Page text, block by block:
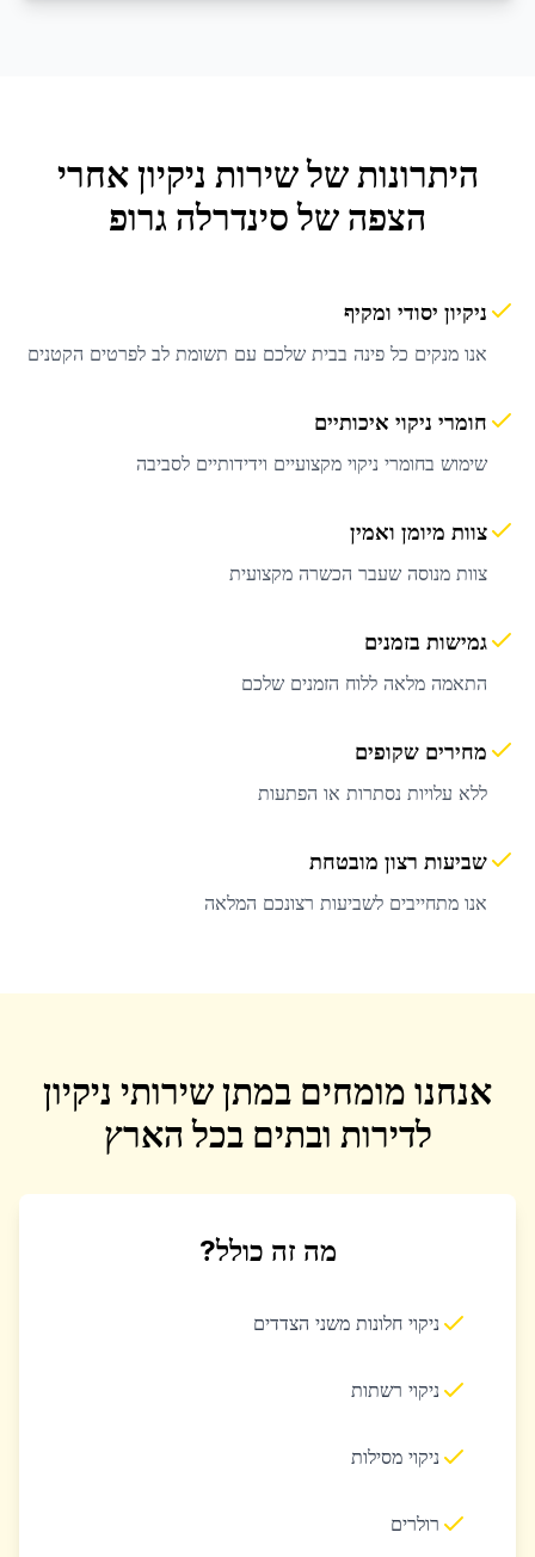
היתרונות של שירות ניקיון אחרי
הצפה של סינדרלה גרופ
ניקיון יסודי ומקיף
אנו מנקים כל פינה בבית שלכם עם תשומת לב לפרטים הקטנים
חומרי ניקוי איכותיים
שימוש בחומרי ניקוי מקצועיים וידידותיים לסביבה
צוות מיומן ואמין
צוות מנוסה שעבר הכשרה מקצועית
גמישות בזמנים
התאמה מלאה ללוח הזמנים שלכם
מחירים שקופים
ללא עלויות נסתרות או הפתעות
שביעות רצון מובטחת
אנו מתחייבים לשביעות רצונכם המלאה
אנחנו מומחים במתן שירותי ניקיון
לדירות ובתים בכל הארץ
מה זה כולל?
ניקוי חלונות משני הצדדים
ניקוי רשתות
ניקוי מסילות
רולרים